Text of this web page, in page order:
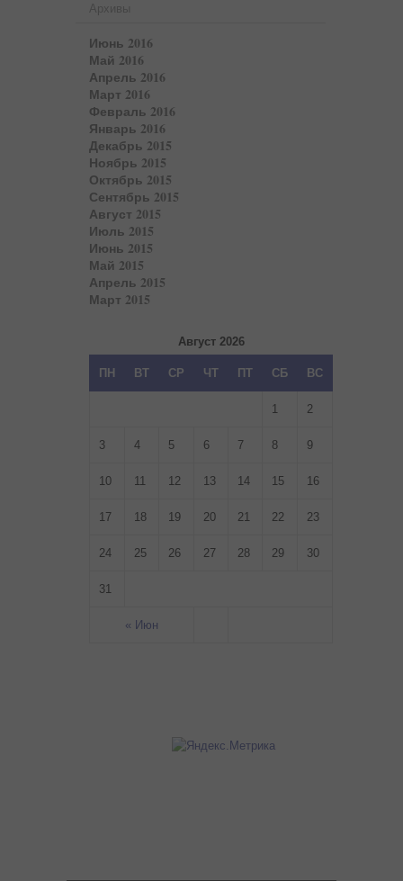
Архивы
Июнь 2016
Май 2016
Апрель 2016
Март 2016
Февраль 2016
Январь 2016
Декабрь 2015
Ноябрь 2015
Октябрь 2015
Сентябрь 2015
Август 2015
Июль 2015
Июнь 2015
Май 2015
Апрель 2015
Март 2015
Август 2026
ПН ВТ СР ЧТ ПТ СБ ВС
« Июн
1 2
3 4 5 6 7 8 9
10 11 12 13 14 15 16
17 18 19 20 21 22 23
24 25 26 27 28 29 30
31